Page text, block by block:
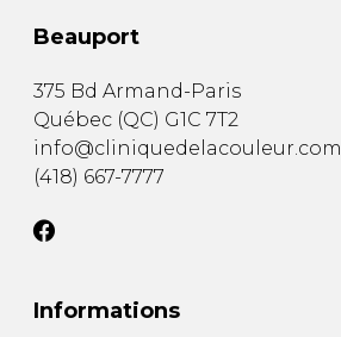
Beauport
375 Bd Armand-Paris
Québec (QC) G1C 7T2
info@cliniquedelacouleur.com
(418) 667-7777
Informations